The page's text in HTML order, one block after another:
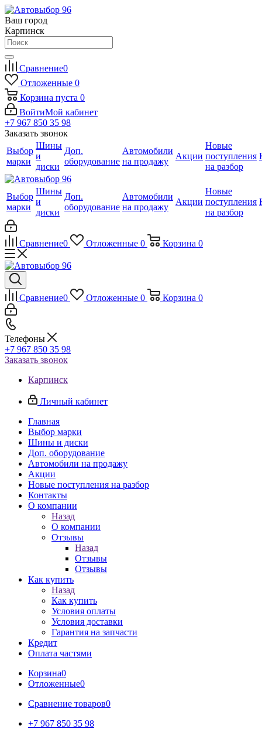
Ваш город
Карпинск
Сравнение0
Отложенные 0
Корзина пуста 0
ВойтиМой кабинет
+7 967 850 35 98
Заказать звонок
Выбор
марки
Шины
и
диски
Доп.
оборудование
Автомобили
на продажу
Акции
Новые
поступления
на разбор
Выбор
марки
Шины
и
диски
Доп.
оборудование
Автомобили
на продажу
Акции
Новые
поступления
на разбор
Сравнение0 Отложенные 0 Корзина 0
Сравнение0 Отложенные 0 Корзина 0
Телефоны
+7 967 850 35 98
Заказать звонок
Карпинск
Личный кабинет
Главная
Выбор марки
Шины и диски
Доп. оборудование
Автомобили на продажу
Акции
Новые поступления на разбор
Контакты
О компании
Назад
О компании
Отзывы
Назад
Отзывы
Отзывы
Как купить
Назад
Как купить
Условия оплаты
Условия доставки
Гарантия на запчасти
Кредит
Оплата частями
Корзина0
Отложенные0
Сравнение товаров0
+7 967 850 35 98